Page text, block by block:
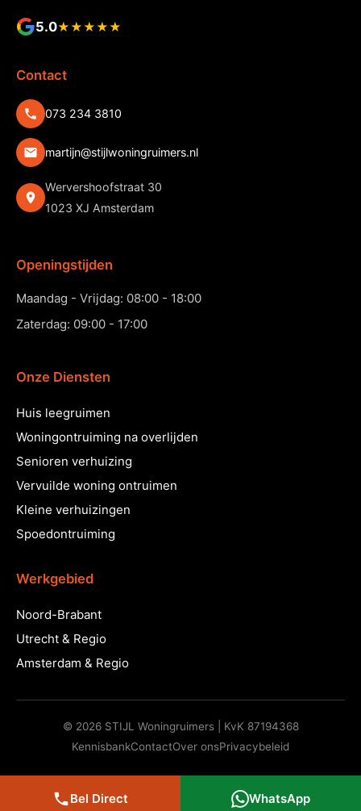
5.0★★★★★
Contact
073 234 3810
martijn@stijlwoningruimers.nl
Wervershoofstraat 30
1023 XJ Amsterdam
Openingstijden
Maandag - Vrijdag: 08:00 - 18:00
Zaterdag: 09:00 - 17:00
Onze Diensten
Huis leegruimen
Woningontruiming na overlijden
Senioren verhuizing
Vervuilde woning ontruimen
Kleine verhuizingen
Spoedontruiming
Werkgebied
Noord-Brabant
Utrecht & Regio
Amsterdam & Regio
© 2026 STIJL Woningruimers | KvK 87194368
KennisbankContactOver onsPrivacybeleid
Bel Direct WhatsApp